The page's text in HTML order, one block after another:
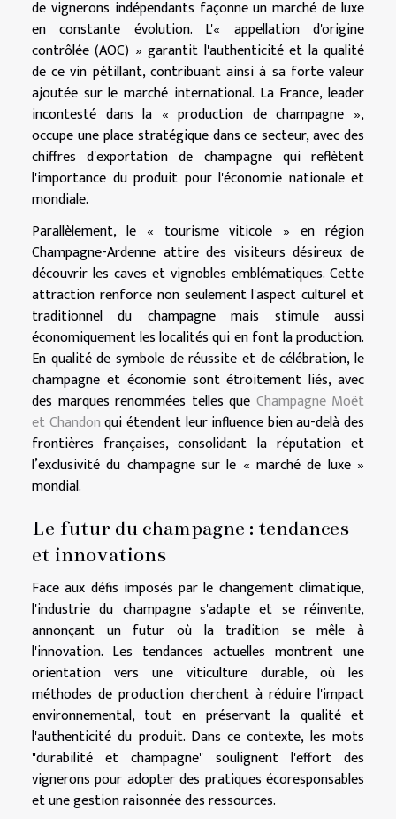
de vignerons indépendants façonne un marché de luxe
en constante évolution. L'« appellation d'origine
contrôlée (AOC) » garantit l'authenticité et la qualité
de ce vin pétillant, contribuant ainsi à sa forte valeur
ajoutée sur le marché international. La France, leader
incontesté dans la « production de champagne »,
occupe une place stratégique dans ce secteur, avec des
chiffres d'exportation de champagne qui reflètent
l'importance du produit pour l'économie nationale et
mondiale.
Parallèlement, le « tourisme viticole » en région
Champagne-Ardenne attire des visiteurs désireux de
découvrir les caves et vignobles emblématiques. Cette
attraction renforce non seulement l'aspect culturel et
traditionnel du champagne mais stimule aussi
économiquement les localités qui en font la production.
En qualité de symbole de réussite et de célébration, le
champagne et économie sont étroitement liés, avec
des marques renommées telles que Champagne Moët
et Chandonqui étendent leur influence bien au-delà des
frontières françaises, consolidant la réputation et
l’exclusivité du champagne sur le « marché de luxe »
mondial.
Le futur du champagne : tendances
et innovations
Face aux défis imposés par le changement climatique,
l'industrie du champagne s'adapte et se réinvente,
annonçant un futur où la tradition se mêle à
l'innovation. Les tendances actuelles montrent une
orientation vers une viticulture durable, où les
méthodes de production cherchent à réduire l'impact
environnemental, tout en préservant la qualité et
l'authenticité du produit. Dans ce contexte, les mots
"durabilité et champagne" soulignent l'effort des
vignerons pour adopter des pratiques écoresponsables
et une gestion raisonnée des ressources.